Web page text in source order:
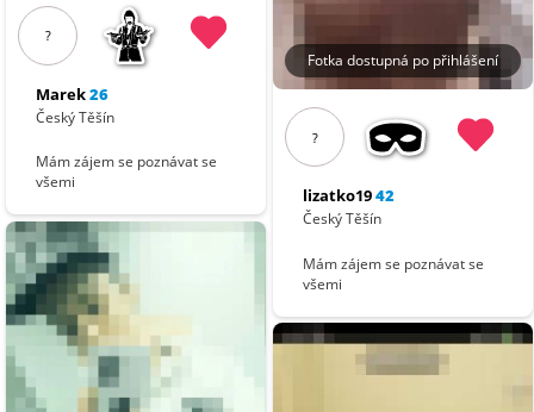
?
Marek26
Český Těšín
Mám zájem se poznávat se
všemi
Fotka dostupná po přihlášení
?
lizatko1942
Český Těšín
Mám zájem se poznávat se
všemi